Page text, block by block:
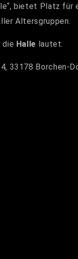
bietet Platz für
Altersgruppen.
die Halle lautet:
33178 Borchen-